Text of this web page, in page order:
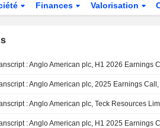
Finances Valorisation
: Anglo American plc, H1 2026 Earnings
: Anglo American plc, 2025 Earnings
: Anglo American plc, Teck Resources
: Anglo American plc, H1 2025 Earnings